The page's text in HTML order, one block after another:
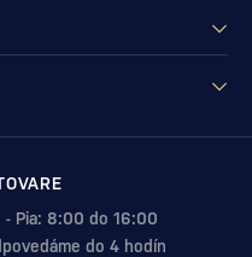
- Pia: 8:00 do 16:00
do 4 hodín